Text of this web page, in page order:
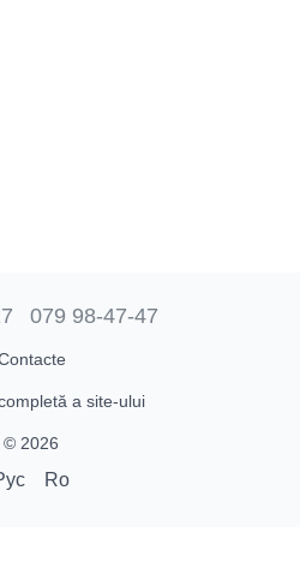
079 98-47-47
a site-ului
© 2026
Ro